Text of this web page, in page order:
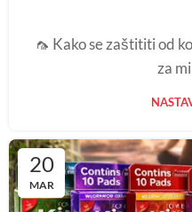
🦟 Kako se zaštititi od
za
20
MAR